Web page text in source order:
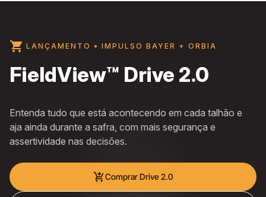
shopping_cart LANÇAMENTO • IMPULSO BAYER + ORBIA
FieldView™ Drive 2.0​
Entenda tudo que está acontecendo em cada talhão e
aja ainda durante a safra, com mais segurança e
assertividade nas decisões.​
Comprar Drive 2.0
shopping_cart_checkout